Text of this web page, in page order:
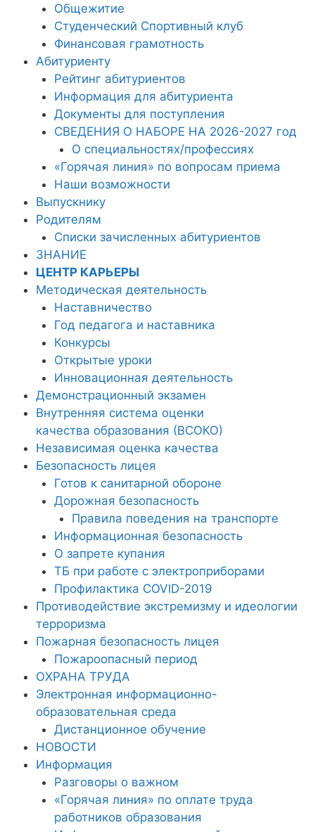
Общежитие
Студенческий Спортивный клуб
Финансовая грамотность
Абитуриенту
Рейтинг абитуриентов
Информация для абитуриента
Документы для поступления
СВЕДЕНИЯ О НАБОРЕ НА 2026-2027 год
О специальностях/профессиях
«Горячая линия» по вопросам приема
Наши возможности
Выпускнику
Родителям
Списки зачисленных абитуриентов
ЗНАНИЕ
ЦЕНТР КАРЬЕРЫ
Методическая деятельность
Наставничество
Год педагога и наставника
Конкурсы
Открытые уроки
Инновационная деятельность
Демонстрационный экзамен
Внутренняя система оценки
качества образования (ВСОКО)
Независимая оценка качества
Безопасность лицея
Готов к санитарной обороне
Дорожная безопасность
Правила поведения на транспорте
Информационная безопасность
О запрете купания
ТБ при работе с электроприборами
Профилактика COVID-2019
Противодействие экстремизму и идеологии
терроризма
Пожарная безопасность лицея
Пожароопасный период
ОХРАНА ТРУДА
Электронная информационно-
образовательная среда
Дистанционное обучение
НОВОСТИ
Информация
Разговоры о важном
«Горячая линия» по оплате труда
работников образования